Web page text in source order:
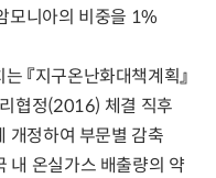
모니아의 비중을 1%
『지구온난화대책계획』
협정(2016) 체결 직후
정하여 부문별 감축
내 온실가스 배출량의 약